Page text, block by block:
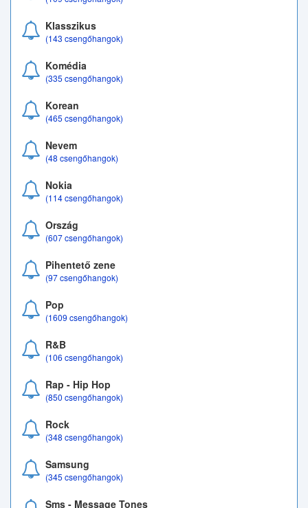
Klasszikus
(143 csengőhangok)
Komédia
(335 csengőhangok)
Korean
(465 csengőhangok)
Nevem
(48 csengőhangok)
Nokia
(114 csengőhangok)
Ország
(607 csengőhangok)
Pihentető zene
(97 csengőhangok)
Pop
(1609 csengőhangok)
R&B
(106 csengőhangok)
Rap - Hip Hop
(850 csengőhangok)
Rock
(348 csengőhangok)
Samsung
(345 csengőhangok)
Sms - Message Tones